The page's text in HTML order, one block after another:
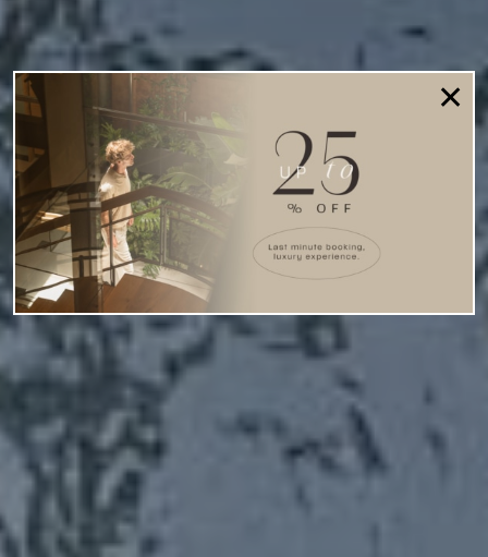
Εκεί όπου η
Ιστορία
Αγκαλιάζει
την Κομψή
Διαμονή
✕